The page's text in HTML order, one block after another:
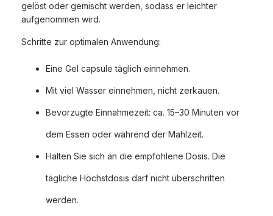
gelöst oder gemischt werden, sodass er leichter
aufgenommen wird.
Schritte zur optimalen Anwendung:
Eine Gel capsule täglich einnehmen.
Mit viel Wasser einnehmen, nicht zerkauen.
Bevorzugte Einnahmezeit: ca. 15–30 Minuten vor
dem Essen oder während der Mahlzeit.
Halten Sie sich an die empfohlene Dosis. Die
tägliche Höchstdosis darf nicht überschritten
werden.